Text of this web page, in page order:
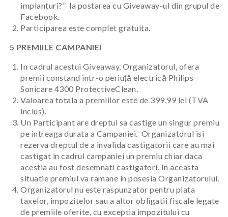
implanturi?” la postarea cu Giveaway-ul din grupul de
Facebook.
Participarea este complet gratuita.
5 PREMIILE CAMPANIEI
In cadrul acestui Giveaway, Organizatorul, ofera
premii constand intr-o periuță electrică Philips
Sonicare 4300 ProtectiveClean.
Valoarea totala a premiilor este de 399,99 lei (TVA
inclus).
Un Participant are dreptul sa castige un singur premiu
pe intreaga durata a Campaniei. Organizatorul isi
rezerva dreptul de a invalida castigatorii care au mai
castigat in cadrul campaniei un premiu chiar daca
acestia au fost desemnati castigatori. In aceasta
situatie premiul va ramane in posesia Organizatorului.
Organizatorul nu este raspunzator pentru plata
taxelor, impozitelor sau a altor obligatii fiscale legate
de premiile oferite, cu exceptia impozitului cu